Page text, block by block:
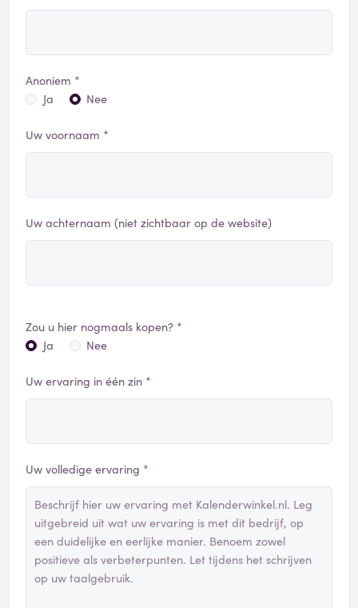
Anoniem *
Ja
Nee
Uw voornaam *
Uw achternaam (niet zichtbaar op de website)
Zou u hier nogmaals kopen? *
Ja
Nee
Uw ervaring in één zin *
Uw volledige ervaring *